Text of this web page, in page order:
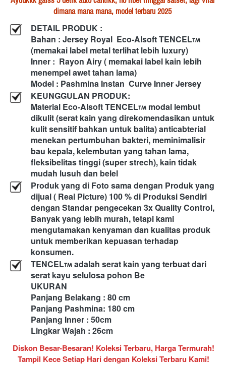
dimana mana mana, model terbaru 2025
DETAIL PRODUK :
Bahan : Jersey Royal Eco-Alsoft TENCEL
(memakai label metal terlihat lebih luxury)
Inner : Rayon Airy ( memakai label kain lebih
menempel awet tahan lama)
Model : Pashmina Instan  Curve Inner Jersey
KEUNGGULAN PRODUK:
Material Eco-Alsoft TENCEL
modal lembut
dikulit (serat kain yang direkomendasikan untuk
kulit sensitif bahkan untuk balita) anticabterial
menekan pertumbuhan bakteri, meminimalisir
bau kepala, kelembutan yang tahan lama,
fleksibelitas tinggi (super strech), kain tidak
mudah lusuh dan belel
Produk yang di Foto sama dengan Produk yang
dijual ( Real Picture) 100 % di Produksi Sendiri
dengan Standar pengecekan 3x Quality Control,
Banyak yang lebih murah, tetapi kami
mengutamakan kenyaman dan kualitas produk
untuk memberikan kepuasan terhadap
konsumen.
TENCEL
adalah serat kain yang terbuat dari
serat kayu selulosa pohon Be
UKURAN
Panjang Belakang : 80 cm
Panjang Pashmina: 180 cm
Panjang Inner : 50cm
Lingkar Wajah : 26cm
Diskon Besar-Besaran! Koleksi Terbaru, Harga Termurah!
Tampil Kece Setiap Hari dengan Koleksi Terbaru Kami!